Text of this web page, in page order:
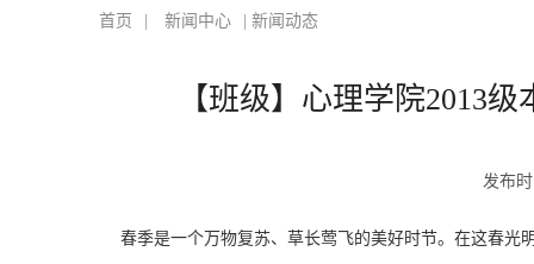
首页 新闻中心 | 新闻动态
【班级】心理学院2013
发布
春季是一个万物复苏、草长莺飞的美好时节。在这春光明